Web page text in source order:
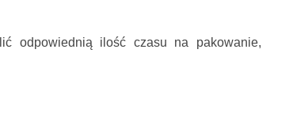
odpowiednią ilość czasu na pakowanie,